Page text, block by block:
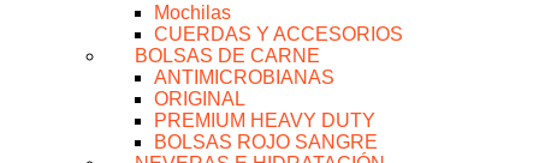
Mochilas
CUERDAS Y ACCESORIOS
BOLSAS DE CARNE
ANTIMICROBIANAS
ORIGINAL
PREMIUM HEAVY DUTY
BOLSAS ROJO SANGRE